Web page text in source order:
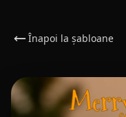
Înapoi la șabloane